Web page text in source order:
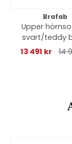
Brafab
Upper
svart/teddy
dyna
13 491 kr 14